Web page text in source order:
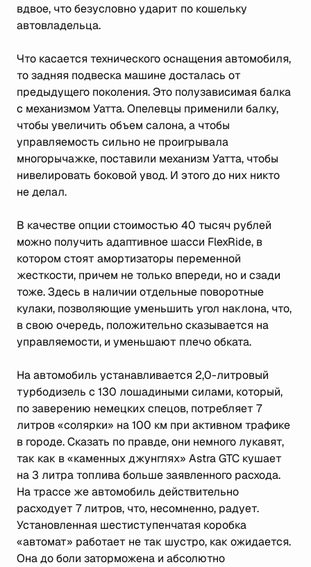
вдвое, что безусловно ударит по кошельку
автовладельца.
Что касается технического оснащения автомобиля,
то задняя подвеска машине досталась от
предыдущего поколения. Это полузависимая балка
с механизмом Уатта. Опелевцы применили балку,
чтобы увеличить объем салона, а чтобы
управляемость сильно не проигрывала
многорычажке, поставили механизм Уатта, чтобы
нивелировать боковой увод. И этого до них никто
не делал.
В качестве опции стоимостью 40 тысяч рублей
можно получить адаптивное шасси FlexRide, в
котором стоят амортизаторы переменной
жесткости, причем не только впереди, но и сзади
тоже. Здесь в наличии отдельные поворотные
кулаки, позволяющие уменьшить угол наклона, что,
в свою очередь, положительно сказывается на
управляемости, и уменьшают плечо обката.
На автомобиль устанавливается 2,0-литровый
турбодизель с 130 лошадиными силами, который,
по заверению немецких спецов, потребляет 7
литров «солярки» на 100 км при активном трафике
в городе. Сказать по правде, они немного лукавят,
так как в «каменных джунглях» Astra GTC кушает
на 3 литра топлива больше заявленного расхода.
На трассе же автомобиль действительно
расходует 7 литров, что, несомненно, радует.
Установленная шестиступенчатая коробка
«автомат» работает не так шустро, как ожидается.
Она до боли заторможена и абсолютно